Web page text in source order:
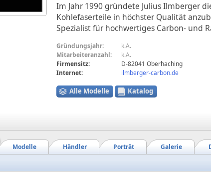
Im Jahr 1990 gründete Julius Ilmberger
Kohlefaserteile in höchster Qualität
Spezialist für hochwertiges Carbon- und
Gründungsjahr:
k.A.
Mitarbeiteranzahl:
k.A.
Firmensitz:
D-82041 Oberhaching
Internet:
ilmberger-carbon.de
Alle Modelle Katalog
Galerie
Porträt
Händler
Modelle